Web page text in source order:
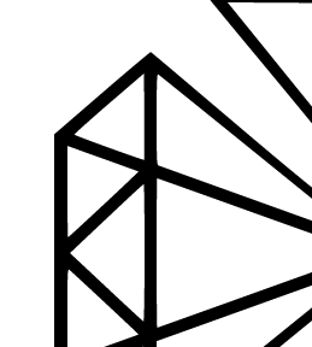
Aukštos kokybės produkcija
Mes siūlome tik aukščiausios
Platus prekių katalogas
Turime daugiau nei 3000
PDF katalogas